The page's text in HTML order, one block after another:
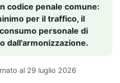
codice penale comune:
per il traffico, il
personale di
dall'armonizzazione.
al 29 luglio 2026